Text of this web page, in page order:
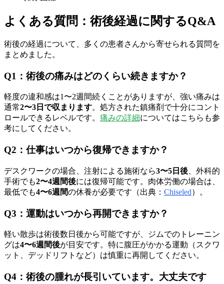
よくある質問：術後経過に関するQ&A
術後の経過について、多くの患者さんから寄せられる質問を
まとめました。
Q1：術後の痛みはどのくらい続きますか？
軽度の違和感は1〜2週間続くことがありますが、強い痛みは
通常2〜3日で収まります。処方された鎮痛剤で十分にコント
ロールできるレベルです。 痛みの詳細についてはこちらも参
考にしてください。
Q2：仕事はいつから復帰できますか？
デスクワークの場合、注射による施術なら3〜5日後 、外科的
手術でも2〜4週間後には復帰可能です。肉体労働の場合は、
最低でも4〜6週間の休養が必要です（出典： Chiseled）。
Q3：運動はいつから再開できますか？
軽い散歩は術後数日後から可能ですが、ジムでのトレーニン
グは4〜6週間後が目安です。特に腹圧がかかる運動（スクワ
ット、デッドリフトなど）は慎重に再開してください。
Q4：術後の腫れが長引いています。大丈夫です